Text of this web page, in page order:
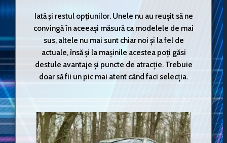
Iată și restul opțiunilor. Unele nu au reușit să ne
convingă în aceeași măsură ca modelele de mai
sus, altele nu mai sunt chiar noi și la fel de
actuale, însă și la mașinile acestea poți găsi
destule avantaje și puncte de atracție. Trebuie
doar să fii un pic mai atent când faci selecția.